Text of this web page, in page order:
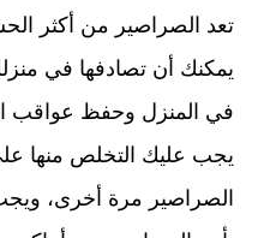
تعد الصراصير من أكثر
يمكنك أن تصادفها في
في المنزل وحفظ عواقب
يجب عليك التخلص منها
الصراصير مرة أخرى،